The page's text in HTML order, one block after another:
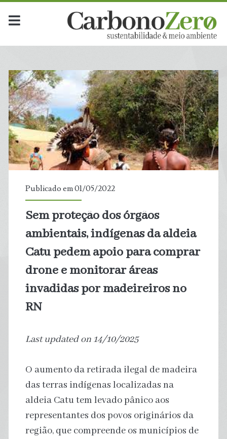
Publicado em 01/05/2022
Sem proteção dos órgãos
ambientais, indígenas da aldeia
Catu pedem apoio para comprar
drone e monitorar áreas
invadidas por madeireiros no
RN
Last updated on 14/10/2025
O aumento da retirada ilegal de madeira
das terras indígenas localizadas na
aldeia Catu tem levado pânico aos
representantes dos povos originários da
região, que compreende os municípios de